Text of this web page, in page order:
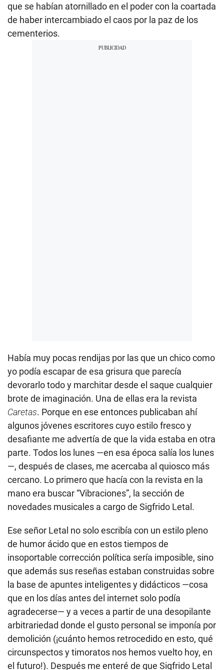
que se habían atornillado en el poder con la coartada
de haber intercambiado el caos por la paz de los
cementerios.
Había muy pocas rendijas por las que un chico como
yo podía escapar de esa grisura que parecía
devorarlo todo y marchitar desde el saque cualquier
brote de imaginación. Una de ellas era la revista
Caretas. Porque en ese entonces publicaban ahí
algunos jóvenes escritores cuyo estilo fresco y
desafiante me advertía de que la vida estaba en otra
parte. Todos los lunes —en esa época salía los lunes
—, después de clases, me acercaba al quiosco más
cercano. Lo primero que hacía con la revista en la
mano era buscar “Vibraciones”, la sección de
novedades musicales a cargo de Sigfrido Letal.
Ese señor Letal no solo escribía con un estilo pleno
de humor ácido que en estos tiempos de
insoportable corrección política sería imposible, sino
que además sus reseñas estaban construidas sobre
la base de apuntes inteligentes y didácticos —cosa
que en los días antes del internet solo podía
agradecerse— y a veces a partir de una desopilante
arbitrariedad donde el gusto personal se imponía por
demolición (¡cuánto hemos retrocedido en esto, qué
circunspectos y timoratos nos hemos vuelto hoy, en
el futuro!). Después me enteré de que Sigfrido Letal